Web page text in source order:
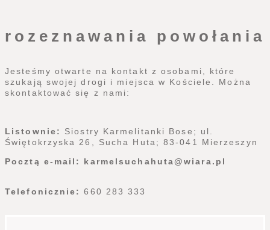
rozeznawania powołania
Jesteśmy otwarte na kontakt z osobami, które
szukają swojej drogi i miejsca w Kościele. Można
skontaktować się z nami:
Listownie:
Siostry Karmelitanki Bose; ul.
Świętokrzyska 26, Sucha Huta; 83-041 Mierzeszyn
Pocztą e-mail: karmelsuchahuta@wiara.pl
Telefonicznie: 660 283 333